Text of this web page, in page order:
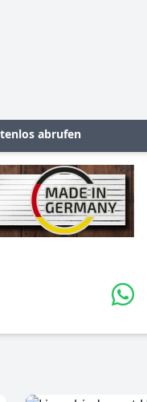
abrufen